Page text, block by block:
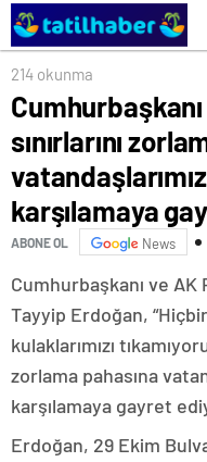
vatandaşlarımızın
gayret ediyoruz
214 okunma
sınırlarını
karşılamaya
ABONE OL News
Cumhurbaşkanı ve AK
Tayyip Erdoğan,
kulaklarımızı
zorlama pahasına
karşılamaya gayret
Erdoğan, 29 Ekim